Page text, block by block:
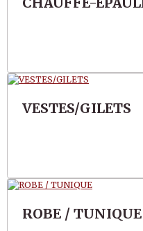
VESTES/GILETS
ROBE / TUNIQUE